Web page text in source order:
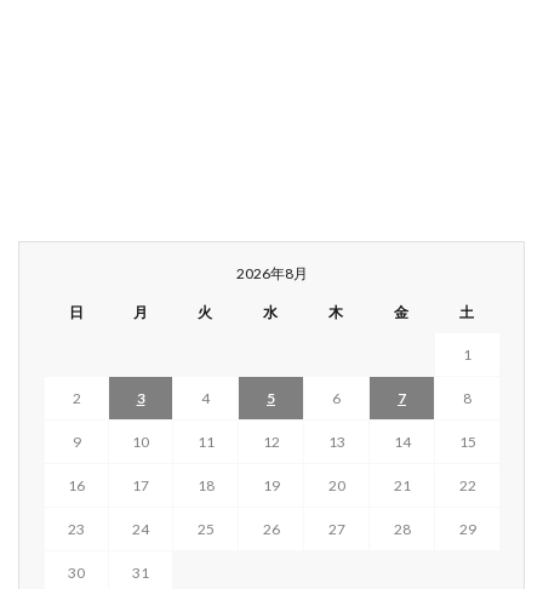
2026年8月
日 月 火 水 木 金 土
1
2 3 4 5 6 7 8
9 10 11 12 13 14 15
16 17 18 19 20 21 22
23 24 25 26 27 28 29
30
31